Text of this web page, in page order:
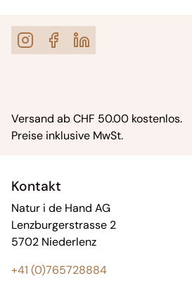
Versand ab CHF 50.00 kostenlos.
Preise inklusive MwSt.
Kontakt
Natur i de Hand AG
Lenzburgerstrasse 2
5702 Niederlenz
+41 (0)765728884